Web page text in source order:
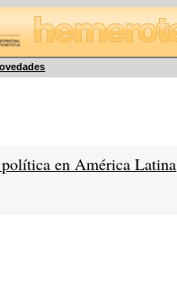
en América Latina